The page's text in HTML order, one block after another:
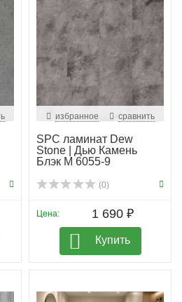
избранное сравнить
SPC ламинат Dew
Stone | Дью Камень
Блэк М 6055-9
(0)
Цена: 1 690 ₽
Купить